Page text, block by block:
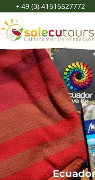
+ 49 (0) 41616527772